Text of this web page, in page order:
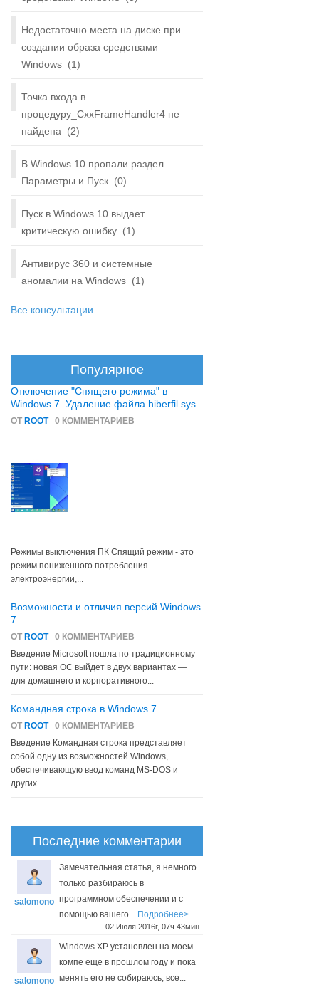
Недостаточно места на диске при
создании образа средствами
Windows (1)
Точка входа в
процедуру_CxxFrameHandler4 не
найдена
(2)
В Windows 10 пропали раздел
Параметры и Пуск (0)
Пуск в Windows 10 выдает
критическую ошибку (1)
Антивирус 360 и системные
аномалии на Windows (1)
Все консультации
Популярное
Отключение "Спящего режима" в
Windows 7. Удаление файла hiberfil.sys
ОТ ROOT 0 КОММЕНТАРИЕВ
Режимы выключения ПК Спящий режим - это
режим пониженного потребления
электроэнергии,...
Возможности и отличия версий Windows
7
ОТ ROOT
0 КОММЕНТАРИЕВ
Введение Microsoft пошла по традиционному
пути: новая ОС выйдет в двух вариантах —
для домашнего и корпоративного...
Командная строка в Windows 7
ОТ ROOT
0 КОММЕНТАРИЕВ
Введение Командная строка представляет
собой одну из возможностей Windows,
обеспечивающую ввод команд MS-DOS и
других...
Последние комментарии
salomono
Замечательная статья, я немного
только разбираюсь в
программном обеспечении и с
помощью вашего... Подробнее>
02 Июля 2016г, 07ч 43мин
salomono
Windows XP установлен на моем
компе еще в прошлом году и пока
менять его не собираюсь, все...